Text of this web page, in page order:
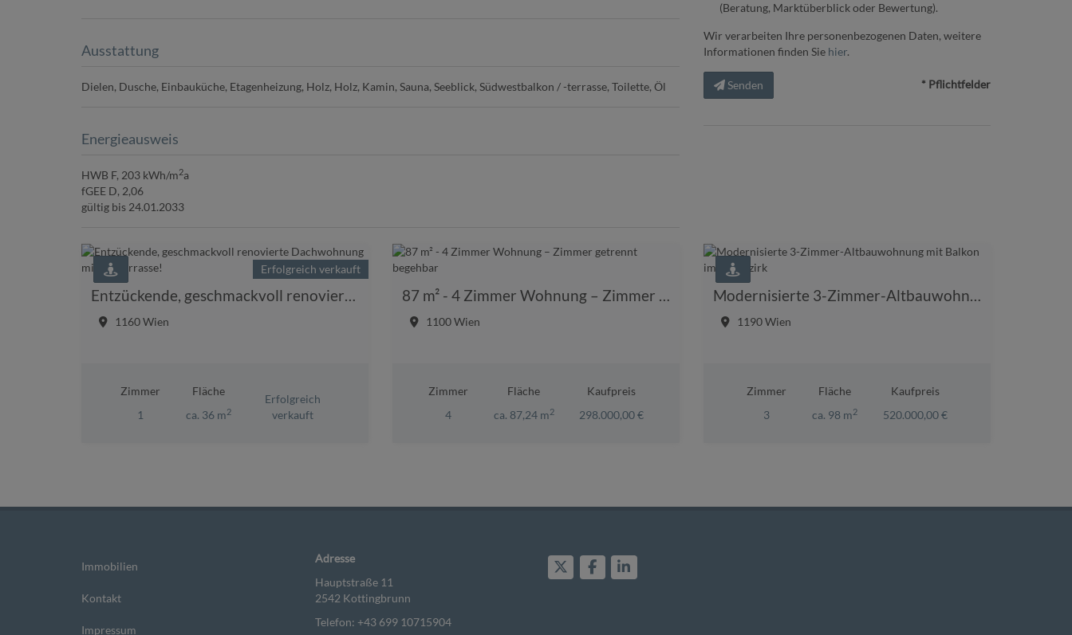
Ausstattung
Dielen Dusche Einbauküche Etagenheizung Holz Holz Kamin Sauna Seeblick Südwestbalkon / -terrasse Toilette Öl
Energieausweis
HWB F, 203 kWh/m2a
fGEE D, 2,06
gültig bis 24.01.2033
(Beratung, Marktüberblick oder Bewertung).
Wir verarbeiten Ihre personenbezogenen Daten, weitere
Informationen finden Sie hier.
Senden * Pflichtfelder
Erfolgreich verkauft
Entzückende, geschmackvoll renovierte Dachwohnung mit Südterrasse!
1160 Wien
Zimmer
1
Fläche
ca. 36 m2
Erfolgreich
verkauft
87 m² - 4 Zimmer Wohnung – Zimmer getrennt begehbar
1100 Wien
Zimmer
4
Fläche
ca. 87,24 m2
Kaufpreis
298.000,00 €
Modernisierte 3-Zimmer-Altbauwohnung mit Balkon im 19. Bezirk
1190 Wien
Zimmer
3
Fläche
ca. 98 m2
Kaufpreis
520.000,00 €
Immobilien
Kontakt
Impressum
Adresse
Hauptstraße 11
2542 Kottingbrunn
Telefon: +43 699 10715904